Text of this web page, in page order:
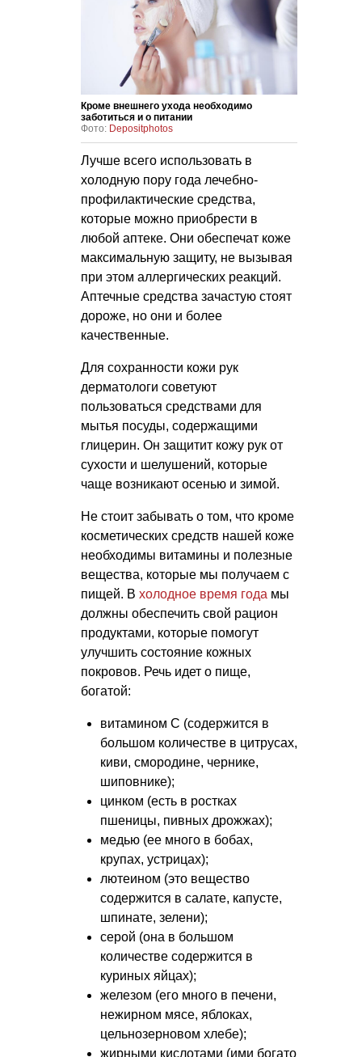
Кроме внешнего ухода необходимо
заботиться и о питании
Фото: Depositphotos
Лучше всего использовать в
холодную пору года лечебно-
профилактические средства,
которые можно приобрести в
любой аптеке. Они обеспечат коже
максимальную защиту, не вызывая
при этом аллергических реакций.
Аптечные средства зачастую стоят
дороже, но они и более
качественные.
Для сохранности кожи рук
дерматологи советуют
пользоваться средствами для
мытья посуды, содержащими
глицерин. Он защитит кожу рук от
сухости и шелушений, которые
чаще возникают осенью и зимой.
Не стоит забывать о том, что кроме
косметических средств нашей коже
необходимы витамины и полезные
вещества, которые мы получаем с
пищей. В холодное время года мы
должны обеспечить свой рацион
продуктами, которые помогут
улучшить состояние кожных
покровов. Речь идет о пище,
богатой:
витамином С (содержится в
большом количестве в цитрусах,
киви, смородине, чернике,
шиповнике);
цинком (есть в ростках
пшеницы, пивных дрожжах);
медью (ее много в бобах,
крупах, устрицах);
лютеином (это вещество
содержится в салате, капусте,
шпинате, зелени);
серой (она в большом
количестве содержится в
куриных яйцах);
железом (его много в печени,
нежирном мясе, яблоках,
цельнозерновом хлебе);
жирными кислотами (ими богато